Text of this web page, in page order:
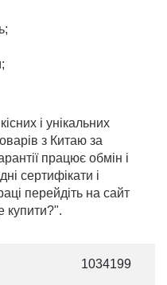
і унікальних
з Китаю за
працює обмін і
сертифікати і
перейдіть на сайт
купити?".
1034199